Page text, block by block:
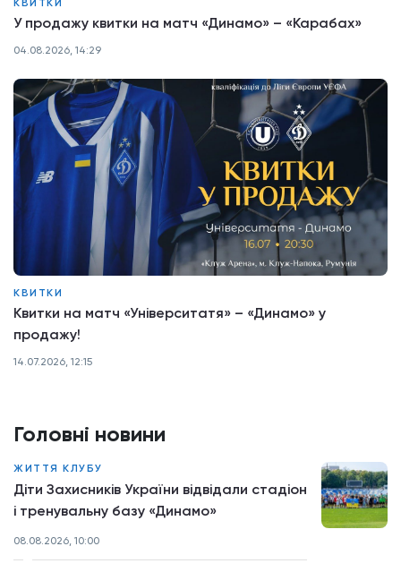
Головні новини
ЖИТТЯ КЛУБУ
Діти Захисників України відвідали стадіон
і тренувальну базу «Динамо»
08.08.2026, 10:00
У продажу квитки на матч «Динамо» – «Карабах»
04.08.2026, 14:29
КВИТКИ
Квитки на матч «Університатя» – «Динамо» у
продажу!
14.07.2026, 12:15